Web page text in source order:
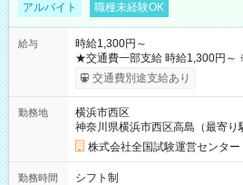
アルバイト 職種未経験OK
給与
時給1,300円～
★交通費一部支給 時給1,300円～ ※試験・役割により手当あり
※勤務回数により昇給あり 【即
り！】 希望される場合、勤務か
例】 ・河合塾模擬試験 8:30～
×8時間＝日収10,400円＋交通費
円の場合あり ・国家試験 7:00～
円（役割手当＋100円）×6時間＝日収
間】試用期間なし
交通費別途支給あり
勤務地
横浜市西区
神奈川県横浜市西区高島（最寄り
株式会社全国試験運営センター
勤務時間
シフト制